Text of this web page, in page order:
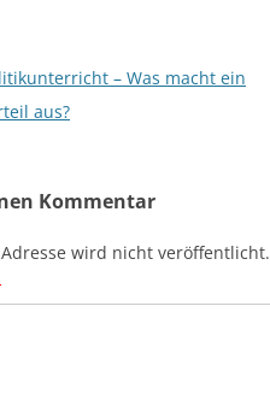
– Was macht ein
aus?
Kommentar
wird nicht veröffentlicht.